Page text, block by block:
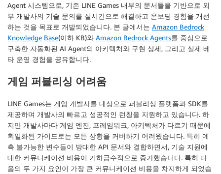
Agent 시스템으로, 기존 LINE Games 내부의 문서들을 기반으로 외
부 개발사의 기술 문의를 실시간으로 해결하고 온보딩 경험을 개선
하는 것을 목표로 개발되었습니다. 본 글에서는 Amazon Bedrock
Knowledge Base(이하 KB)와 Amazon Bedrock Agents를 중심으로
구축한 자동화된 AI Agent의 아키텍처와 구현 상세, 그리고 실제 베
타 운영 경험을 공유합니다.
게임 퍼블리싱 어려움
LINE Games는 게임 개발사를 대상으로 퍼블리싱 플랫폼과 SDK를
제공하며 개발사의 빠르고 성공적인 런칭을 지원하고 있습니다. 하
지만 개발사마다 게임 엔진, 프레임워크, 아키텍처가 다르기 때문에
획일화된 가이드로는 모든 상황을 커버하기 어려웠습니다. 특히 예
측 불가능한 변수들이 방대한 API 문서와 결합하면서, 기술 지원에
대한 커뮤니케이션 비용이 기하급수적으로 증가했습니다. 특히 다
음의 두 가지 요인이 가장 큰 커뮤니케이션 비용을 차지하게 되었습